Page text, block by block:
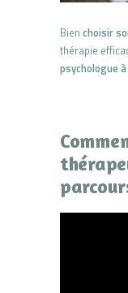
Bien choisir
thérapie
psychologue